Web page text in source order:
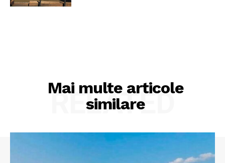
Mai multe articole
similare
RELATED